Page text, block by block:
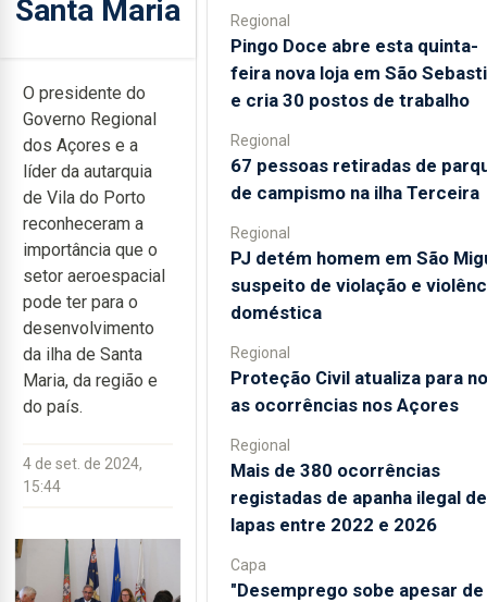
Santa Maria
O presidente do
Governo Regional
dos Açores e a
líder da autarquia
de Vila do Porto
reconheceram a
importância que o
setor aeroespacial
pode ter para o
desenvolvimento
da ilha de Santa
Maria, da região e
do país.
4 de set. de 2024,
15:44
Regional
Pingo Doce abre esta quinta-
feira nova loja em São
e cria 30 postos de trabalho
Regional
67 pessoas retiradas de
de campismo na ilha Terceira
Regional
PJ detém homem em São
suspeito de violação e
doméstica
Regional
Proteção Civil atualiza para
as ocorrências nos Açores
Regional
Mais de 380 ocorrências
registadas de apanha ilegal de
lapas entre 2022 e 2026
Capa
"Desemprego sobe apesar de